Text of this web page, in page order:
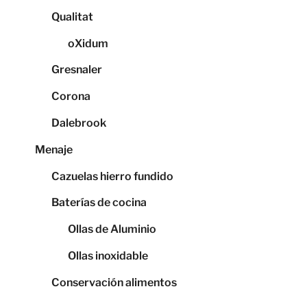
Qualitat
oXidum
Gresnaler
Corona
Dalebrook
Menaje
Cazuelas hierro fundido
Baterías de cocina
Ollas de Aluminio
Ollas inoxidable
Conservación alimentos